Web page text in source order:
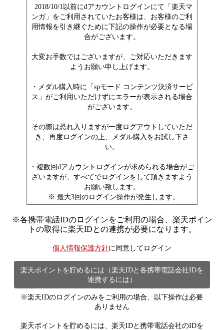
2018/10/1以前にdアカウントログインにて「楽天マ
ンガ」をご利用されていたお客様は、お客様のご利
用情報を引き継ぐために下記の操作が必要となる場
合がございます。
大変お手数ではございますが、ご対応いただきます
ようお願い申し上げます。
・メダル購入時に「spモード コンテンツ決済サービ
ス」がご利用いただけずにエラーが表示される場合
がございます。
その際は恐れ入りますが一度ログアウトしていただ
き、再度ログインの上、メダル購入をお試し下さ
い。
・複数回dアカウントログインが求められる場合がご
ざいますが、すべてでログインをして頂きますよう
お願い致します。
※ 最大3回のログイン操作が発生します。
※各携帯電話IDのログインをご利用の場合、楽天ポイン
トの取得に楽天IDとの連携が必要になります。
個人情報保護方針に同意してログイン
楽天ポイントを貯めるには（楽天IDと各携帯電話会社IDを
連携するには）
※楽天IDのログインのみをご利用の場合、以下操作は必要
ありません
楽天ポイントを貯めるには、楽天IDと携帯電話会社のIDを